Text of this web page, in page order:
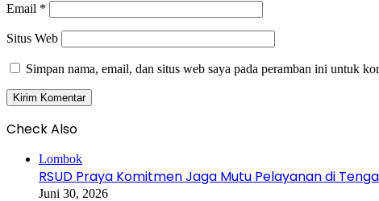
Email *
Situs Web
Simpan nama, email, dan situs web saya pada peramban ini untuk
Check Also
Lombok
RSUD Praya Komitmen Jaga Mutu Pelayanan di
Juni 30, 2026